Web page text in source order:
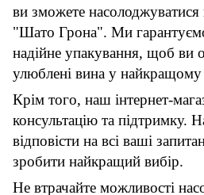
ви зможете
"Шато Грона". Ми
надійне упакування, щоб ви
улюблені вина у найкращому
Крім того, наш інтернет-
консультацію та підтримку.
відповісти на всі ваші
зробити найкращий вибір.
Не втрачайте можливості